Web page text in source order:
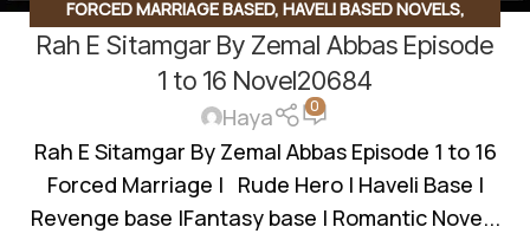
FORCED MARRIAGE BASED, HAVELI BASED NOVELS,
ROMANTIC URDU NOVEL,RUDE HERO BASED
Rah E Sitamgar By Zemal Abbas Episode
1 to 16 Novel20684
Haya 0
Rah E Sitamgar By Zemal Abbas Episode 1 to 16
Forced Marriage | Rude Hero | Haveli Base |
Revenge base |Fantasy base | Romantic Nove...